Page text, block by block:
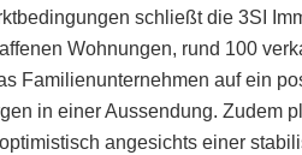
schließt die 3SI
Wohnungen, rund 100
Familienunternehmen auf ein
in einer Aussendung. Zudem
angesichts einer